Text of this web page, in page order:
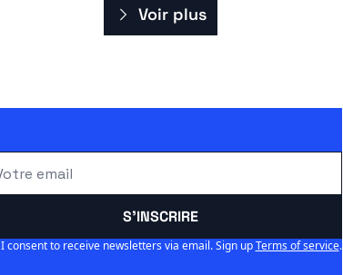
Voir plus
S'INSCRIRE
I consent to receive newsletters via email. Sign up Terms of service.